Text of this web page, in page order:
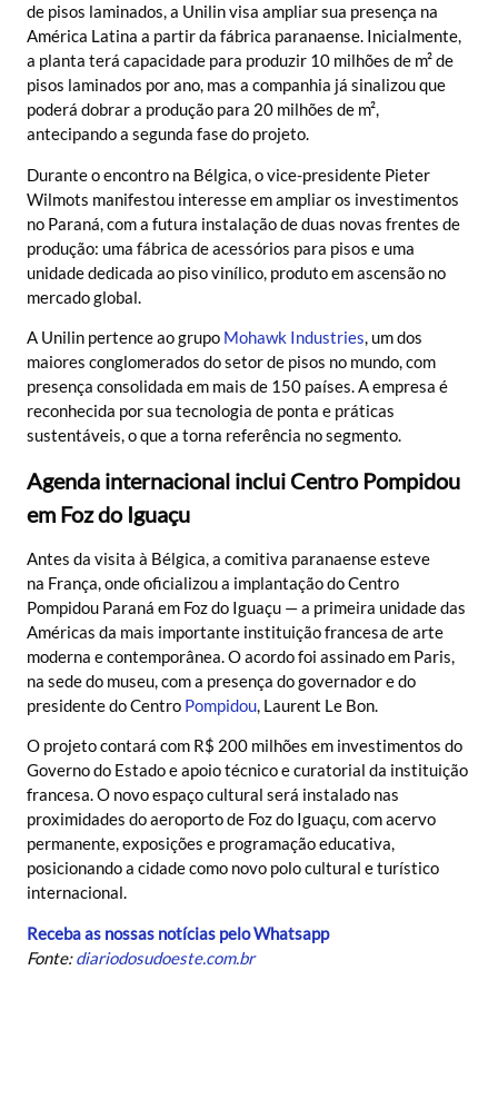
de pisos laminados, a Unilin visa ampliar sua presença na
América Latina a partir da fábrica paranaense. Inicialmente,
a planta terá capacidade para produzir 10 milhões de m² de
pisos laminados por ano, mas a companhia já sinalizou que
poderá dobrar a produção para 20 milhões de m²,
antecipando a segunda fase do projeto.
Durante o encontro na Bélgica, o vice-presidente Pieter
Wilmots manifestou interesse em ampliar os investimentos
no Paraná, com a futura instalação de duas novas frentes de
produção: uma fábrica de acessórios para pisos e uma
unidade dedicada ao piso vinílico, produto em ascensão no
mercado global.
A Unilin pertence ao grupo Mohawk Industries, um dos
maiores conglomerados do setor de pisos no mundo, com
presença consolidada em mais de 150 países. A empresa é
reconhecida por sua tecnologia de ponta e práticas
sustentáveis, o que a torna referência no segmento.
Agenda internacional inclui Centro Pompidou
em Foz do Iguaçu
Antes da visita à Bélgica, a comitiva paranaense esteve
na França, onde oficializou a implantação do Centro
Pompidou Paraná em Foz do Iguaçu — a primeira unidade das
Américas da mais importante instituição francesa de arte
moderna e contemporânea. O acordo foi assinado em Paris,
na sede do museu, com a presença do governador e do
presidente do Centro Pompidou, Laurent Le Bon.
O projeto contará com R$ 200 milhões em investimentos do
Governo do Estado e apoio técnico e curatorial da instituição
francesa. O novo espaço cultural será instalado nas
proximidades do aeroporto de Foz do Iguaçu, com acervo
permanente, exposições e programação educativa,
posicionando a cidade como novo polo cultural e turístico
internacional.
Receba as nossas notícias pelo Whatsapp
Fonte:diariodosudoeste.com.br